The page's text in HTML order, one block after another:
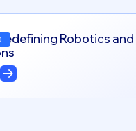
Robotics and